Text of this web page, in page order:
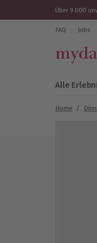
Über 9.000
FAQ Jobs
Alle
Home /